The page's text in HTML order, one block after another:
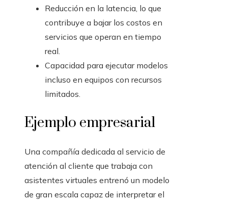
Reducción en la latencia, lo que
contribuye a bajar los costos en
servicios que operan en tiempo
real.
Capacidad para ejecutar modelos
incluso en equipos con recursos
limitados.
Ejemplo empresarial
Una compañía dedicada al servicio de
atención al cliente que trabaja con
asistentes virtuales entrenó un modelo
de gran escala capaz de interpretar el